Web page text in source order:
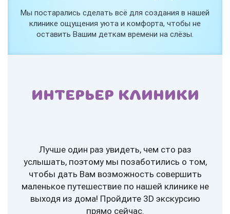
Мы постарались сделать всё для создания в нашей
клинике ощущения уюта и комфорта, чтобы не
оставить Вашим деткам времени на слёзы.
ИНТЕРЬЕР КЛИНИКИ
Лучше один раз увидеть, чем сто раз
услышать, поэтому мы позаботились о том,
чтобы дать Вам возможность совершить
маленькое путешествие по нашей клинике не
выходя из дома! Пройдите 3D экскурсию
прямо сейчас.